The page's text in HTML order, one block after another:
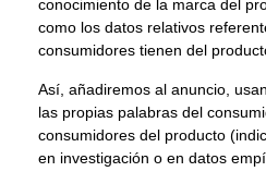
conocimiento de la marca del
como los datos relativos
consumidores tienen del
Así, añadiremos al anuncio,
las propias palabras del
consumidores del producto
en investigación o en datos